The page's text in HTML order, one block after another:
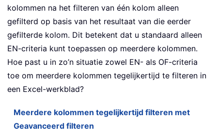
kolommen na het filteren van één kolom alleen
gefilterd op basis van het resultaat van die eerder
gefilterde kolom. Dit betekent dat u standaard alleen
EN-criteria kunt toepassen op meerdere kolommen.
Hoe past u in zo’n situatie zowel EN- als OF-criteria
toe om meerdere kolommen tegelijkertijd te filteren in
een Excel-werkblad?
Meerdere kolommen tegelijkertijd filteren met
Geavanceerd filteren